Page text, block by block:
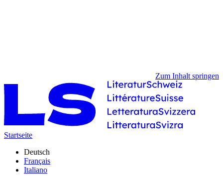
Zum Inhalt springen
Startseite
Deutsch
Français
Italiano